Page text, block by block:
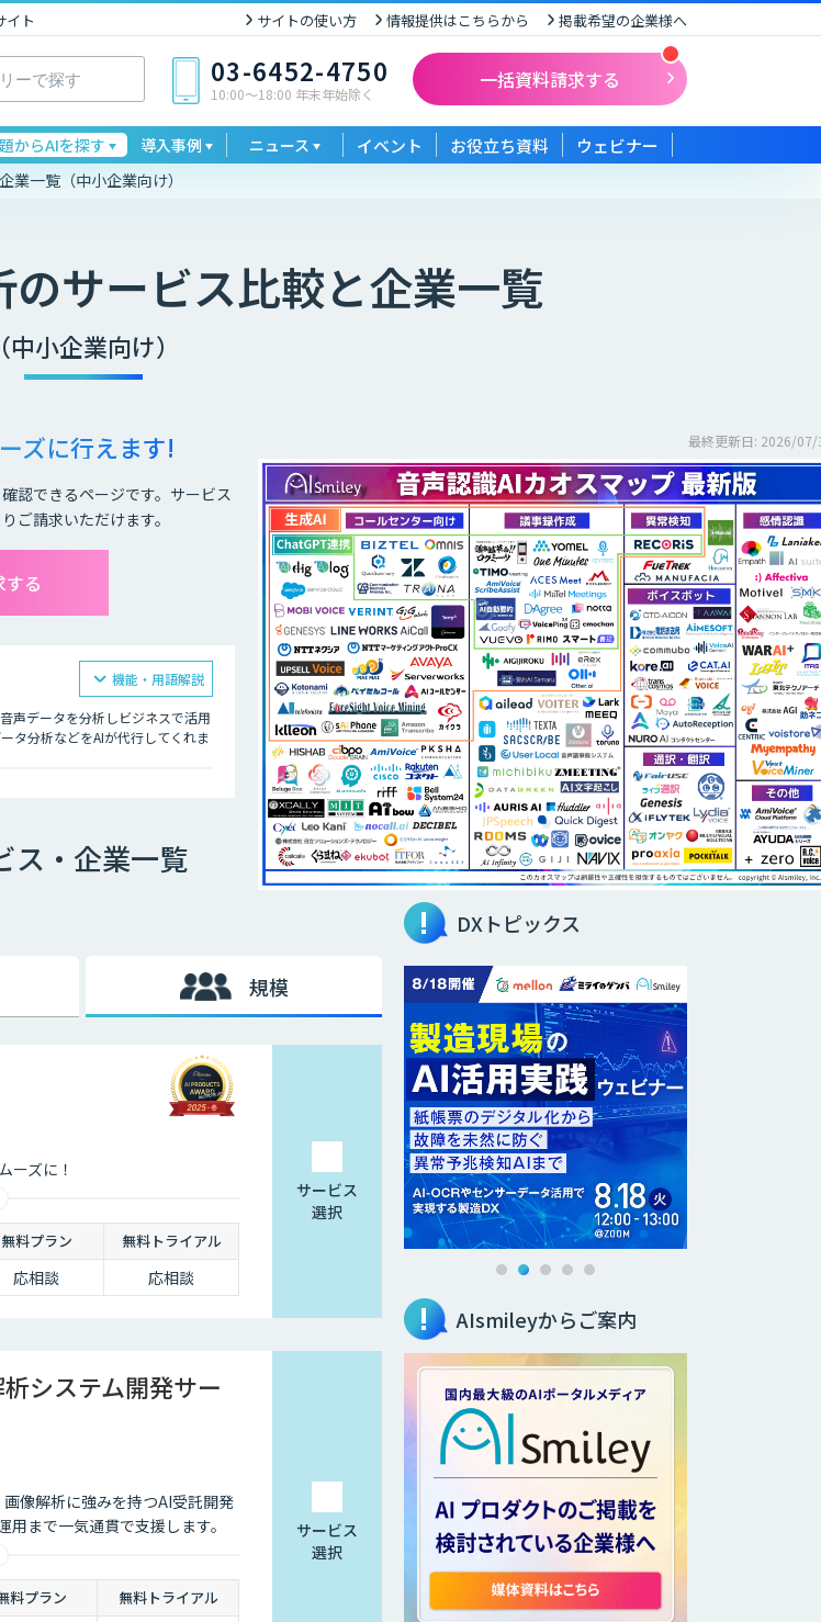
イト サイトの使い方 情報提供はこちらから 掲載希望の企業様へ
03-6452-4750
10:00〜18:00 年末年始除く
一括資料請求する
からAIを探す 導入事例 ニュース イベント お役立ち資料 ウェビナー
業一覧（中小企業向け）
のサービス比較と企業一覧
（中小企業向け）
ズに行えます!
認できるページです。サービス
ご請求いただけます。
る
最終更新日: 2026/07/
声データを分析しビジネスで活用
タ分析などをAIが代行してくれま
機能・用語解説
ス・企業一覧
規模
ーズに！
無料プラン 無料トライアル
応相談 応相談
サービス
選択
システム開発サー
像解析に強みを持つAI受託開発
まで一気通貫で支援します。
料プラン 無料トライアル
サービス
選択
DXトピックス
AIsmileyからご案内